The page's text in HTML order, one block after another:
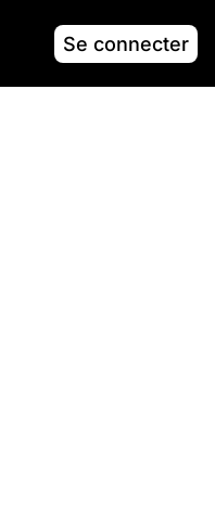
Se connecter